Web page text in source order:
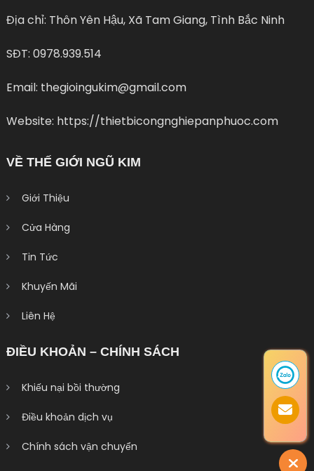
Địa chỉ: Thôn Yên Hậu, Xã Tam Giang, Tình Bắc Ninh
SĐT: 0978.939.514
Email: thegioingukim@gmail.com
Website: https://thietbicongnghiepanphuoc.com
VỀ THẾ GIỚI NGŨ KIM
Giới Thiệu
Cửa Hàng
Tin Tức
Khuyến Mãi
Liên Hệ
ĐIỀU KHOẢN – CHÍNH SÁCH
Khiếu nại bồi thường
Điều khoản dịch vụ
Chính sách vận chuyển